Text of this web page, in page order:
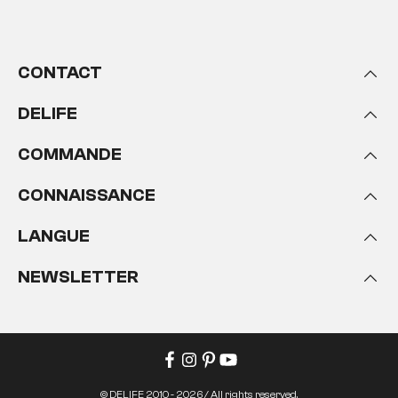
CONTACT
DELIFE
COMMANDE
CONNAISSANCE
LANGUE
NEWSLETTER
© DELIFE 2010 - 2026 / All rights reserved.